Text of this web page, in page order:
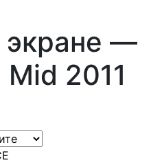
экране —
2011